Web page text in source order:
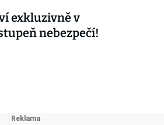
exkluzivně v
nebezpečí!